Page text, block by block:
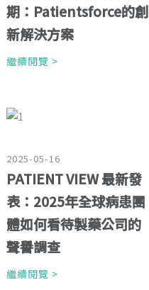
期：Patientsforce的創
新解決方案
繼續閱覽 >
2025-05-16
PATIENT VIEW 最新發
表：2025年全球病患團
體如何看待製藥公司的
聲譽調查
繼續閱覽 >